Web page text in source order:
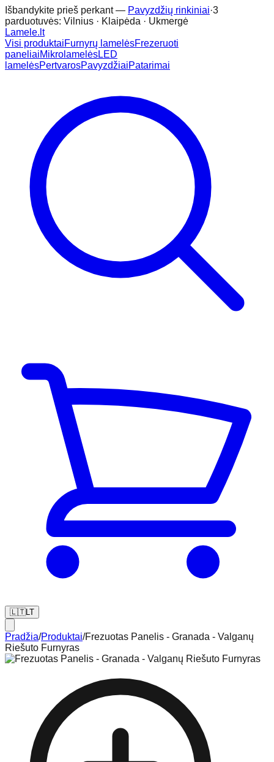
Išbandykite prieš perkant — Pavyzdžių rinkiniai·3
parduotuvės: Vilnius · Klaipėda · Ukmergė
Lamele.lt
Visi produktaiFurnyrų lamelėsFrezeruoti
paneliaiMikrolamelėsLED
lamelėsPertvarosPavyzdžiaiPatarimai
🇱🇹LT
Pradžia/Produktai/Frezuotas Panelis - Granada - Valganų
Riešuto Furnyras